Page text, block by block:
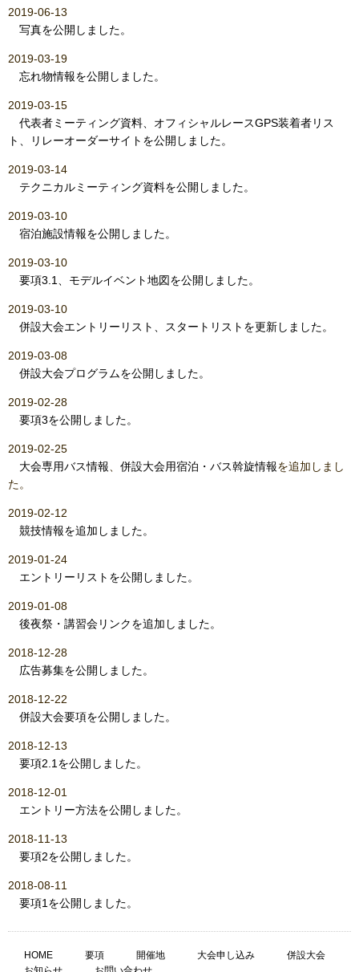
2019-06-13
写真を公開しました。
2019-03-19
忘れ物情報を公開しました。
2019-03-15
代表者ミーティング資料、オフィシャルレースGPS装着者リス
ト、リレーオーダーサイトを公開しました。
2019-03-14
テクニカルミーティング資料を公開しました。
2019-03-10
宿泊施設情報を公開しました。
2019-03-10
要項3.1、モデルイベント地図を公開しました。
2019-03-10
併設大会エントリーリスト、スタートリストを更新しました。
2019-03-08
併設大会プログラムを公開しました。
2019-02-28
要項3を公開しました。
2019-02-25
大会専用バス情報
併設大会用宿泊・バス斡旋情報を追加しまし
た。
2019-02-12
競技情報を追加しました。
2019-01-24
エントリーリストを公開しました。
2019-01-08
後夜祭・講習会リンクを追加しました。
2018-12-28
広告募集を公開しました。
2018-12-22
併設大会要項を公開しました。
2018-12-13
要項2.1を公開しました。
2018-12-01
エントリー方法を公開しました。
2018-11-13
要項2を公開しました。
2018-08-11
要項1を公開しました。
HOME 要項 開催地 大会申し込み
併設大会